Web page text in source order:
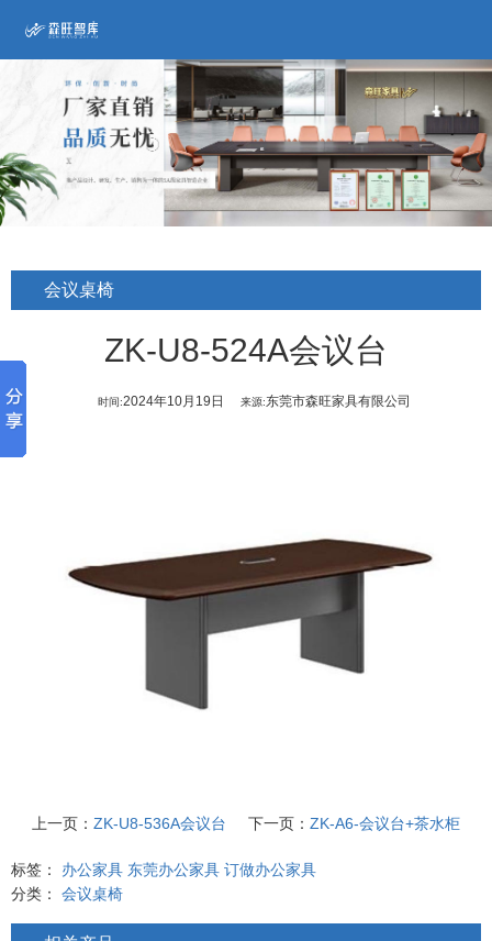
会议桌椅
ZK-U8-524A会议台
时间:2024年10月19日 来源:东莞市森旺家具有限公司
上一页： ZK-U8-536A会议台 下一页： ZK-A6-会议台+茶水柜
标签： 办公家具 东莞办公家具 订做办公家具
分类： 会议桌椅